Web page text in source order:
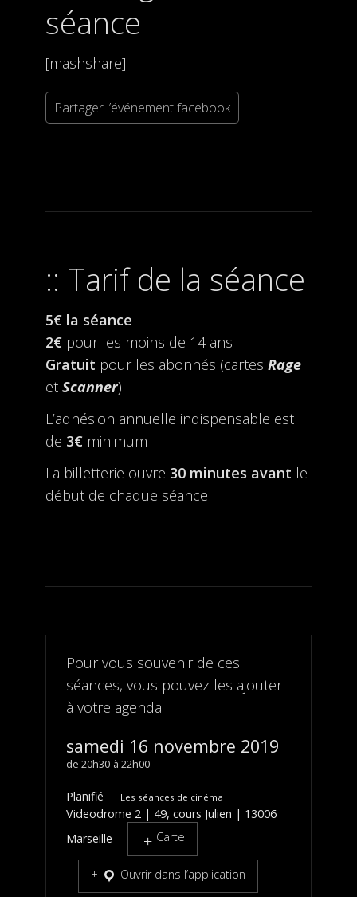
séance
[mashshare]
Partager l’événement facebook
Tarif de la séance
5€ la séance
2€pour les moins de 14 ans
Gratuit pour les abonnés (cartes Rage
et Scanner)
L’adhésion annuelle indispensable est
de 3€ minimum
La billetterie ouvre 30 minutes avant le
début de chaque séance
Pour vous souvenir de ces
séances, vous pouvez les ajouter
à votre agenda
samedi 16 novembre 2019
20h30 22h00
Planifié Les séances de cinéma
Videodrome 2 | 49, cours Julien | 13006
Marseille
Carte
Ouvrir dans l’application